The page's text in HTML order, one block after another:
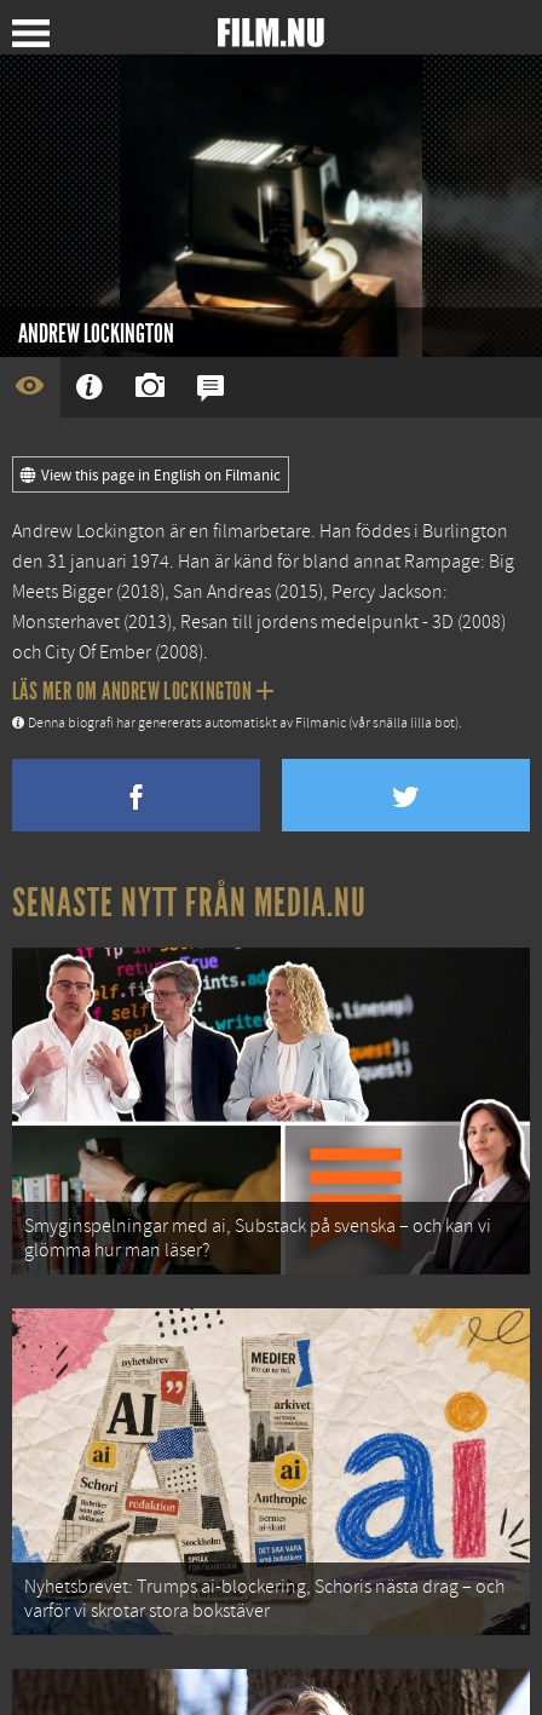
ANDREW LOCKINGTON
View this page in English on Filmanic
Andrew Lockington är en filmarbetare. Han föddes i Burlington
den 31 januari 1974. Han är känd för bland annat Rampage: Big
Meets Bigger (2018), San Andreas (2015), Percy Jackson:
Monsterhavet (2013), Resan till jordens medelpunkt - 3D (2008)
ochCity Of Ember (2008).
LÄS MER OM ANDREW LOCKINGTON
Denna biografi har genererats automatiskt av Filmanic (vår snälla lilla bot).
SENASTE NYTT FRÅN MEDIA.NU
Smyginspelningar med ai, Substack på svenska – och kan vi
glömma hur man läser?
Nyhetsbrevet: Trumps ai-blockering, Schoris nästa drag – och
varför vi skrotar stora bokstäver